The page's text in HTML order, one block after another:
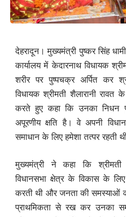
देहरादून। मुख्यमंत्री पुष्कर सिंह
कार्यालय में केदारनाथ विधायक
शरीर पर पुष्पचक्र अर्पित कर
विधायक श्रीमती शैलारानी रावत
करते हुए कहा कि उनका निधन
अपूरणीय क्षति है। वे अपनी
समाधान के लिए हमेशा तत्पर रहती
मुख्यमंत्री ने कहा कि श्रीमती
विधानसभा क्षेत्र के विकास के
करती थी और जनता की समस्याओं
प्राथमिकता से रख कर उनका